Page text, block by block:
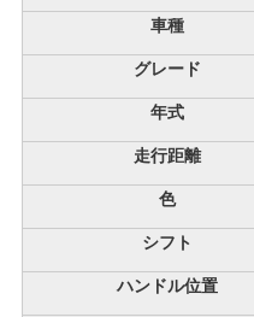
車種
グレード
年式
走行距離
色
シフト
ハンドル位置